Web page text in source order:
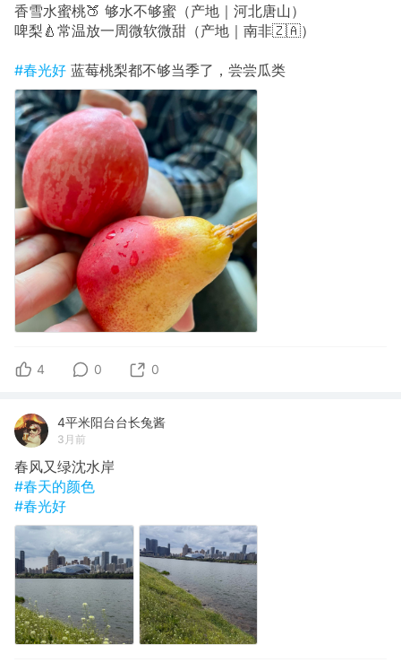
香雪水蜜桃🍑 够水不够蜜（产地｜河北唐山）
啤梨🍐常温放一周微软微甜（产地｜南非🇿🇦）
#春光好 蓝莓桃梨都不够当季了，尝尝瓜类
4 0 0
4平米阳台台长兔酱
3月前
春风又绿沈水岸
#春天的颜色
#春光好